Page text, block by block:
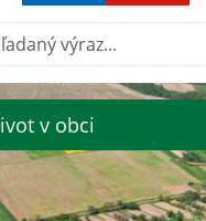
výraz...
v obci